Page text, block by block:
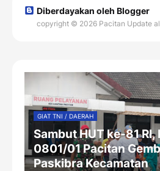
Diberdayakan oleh Blogger
copyright © 2026 Pacitan Update
GIAT TNI / DAERAH
Sambut HUT ke-81 RI,
0801/01 Pacitan
Paskibra Kecamatan